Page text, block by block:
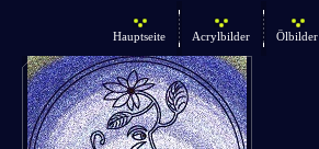
Hauptseite Acrylbilder Ölbilder